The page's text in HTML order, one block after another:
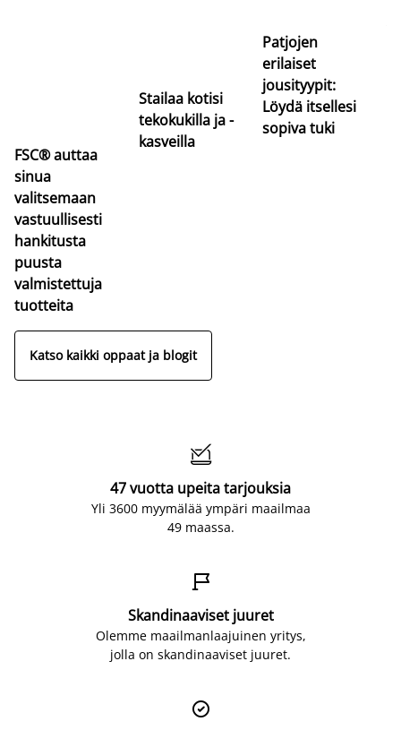
FSC® auttaa
sinua
valitsemaan
vastuullisesti
hankitusta
puusta
valmistettuja
tuotteita
Stailaa kotisi
tekokukilla ja -
kasveilla
Patjojen
erilaiset
jousityypit:
Löydä itsellesi
sopiva tuki
Katso kaikki oppaat ja blogit

47 vuotta upeita tarjouksia
Yli 3600 myymälää ympäri maailmaa
49 maassa.

Skandinaaviset juuret
Olemme maailmanlaajuinen yritys,
jolla on skandinaaviset juuret.
